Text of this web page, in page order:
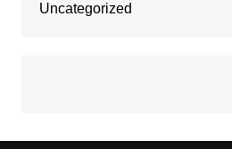
Uncategorized